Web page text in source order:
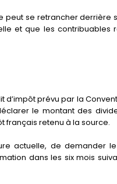
peut se retrancher derrière
et que les contribuables
d’impôt prévu par la
le montant des
français retenu à la source.
actuelle, de demander
dans les six mois